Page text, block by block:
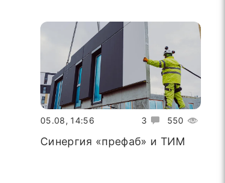
3 550
05.08, 14:56
Синергия «префаб» и ТИМ